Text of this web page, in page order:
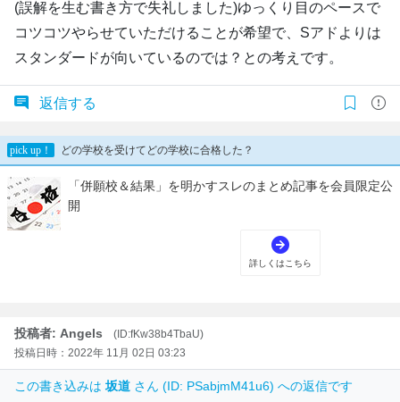
(誤解を生む書き方で失礼しました)ゆっくり目のペースで
コツコツやらせていただけることが希望で、Sアドよりは
スタンダードが向いているのでは？との考えです。
返信する
投稿者: Angels
(ID:fKw38b4TbaU)
投稿日時：2022年 11月 02日 03:23
この書き込みは 坂道 さん (ID: PSabjmM41u6) への返信です